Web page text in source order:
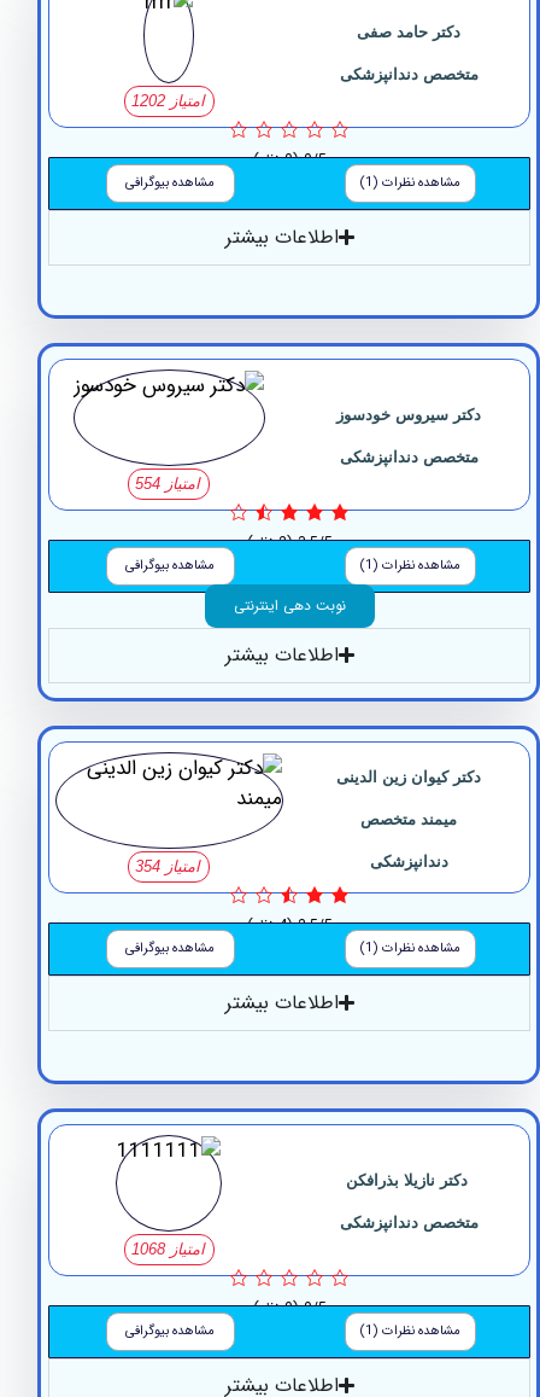
دکتر حامد صفی
متخصص دندانپزشکی
0/5 (0 نظر)
مشاهده نظرات (1) مشاهده بیوگرافی
اطلاعات بیشتر
سیروس خودسوز
متخصص دندانپزشکی
3.5/5 (2 نظر)
مشاهده نظرات (1) مشاهده بیوگرافی
نوبت دهی اینترنتی
اطلاعات بیشتر
کیوان زین الدینی
میمند متخصص
دندانپزشکی
2.5/5 (4 نظر)
مشاهده نظرات (1) مشاهده بیوگرافی
اطلاعات بیشتر
دکتر نازیلا بذرافکن
متخصص دندانپزشکی
0/5 (0 نظر)
مشاهده نظرات (1) مشاهده بیوگرافی
اطلاعات بیشتر